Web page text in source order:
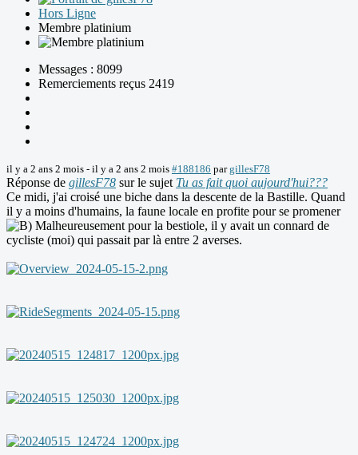
Hors Ligne
Membre platinium
Messages : 8099
Remerciements reçus 2419
il y a 2 ans 2 mois - il y a 2 ans 2 mois #188186 pargillesF78
Réponse de gillesF78 sur le sujet Tu as fait quoi aujourd'hui???
Ce midi, j'ai croisé une biche dans la descente de la Bastille. Quand
il y a moins d'humains, la faune locale en profite pour se promener
Malheureusement pour la bestiole, il y avait un connard de
cycliste (moi) qui passait par là entre 2 averses.